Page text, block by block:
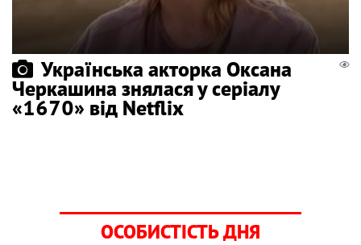
Українська акторка Оксана
Черкашина знялася у серіалу
«1670» від Netflix
ОСОБИСТІСТЬ ДНЯ